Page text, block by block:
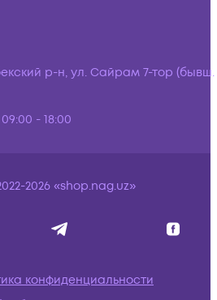
р-н, ул. Сайрам 7-тор (бывш.
- 18:00
2026 «shop.nag.uz»
конфиденциальности